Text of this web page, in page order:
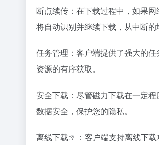
断点续传：在下载过程中，如果
将自动识别并继续下载，从中断的
任务管理：客户端提供了强大的
资源的有序获取。
安全下载：尽管磁力下载在一定
数据安全，保护您的隐私。
离线下载
：客户端支持离线下